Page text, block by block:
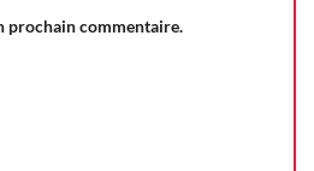
prochain commentaire.